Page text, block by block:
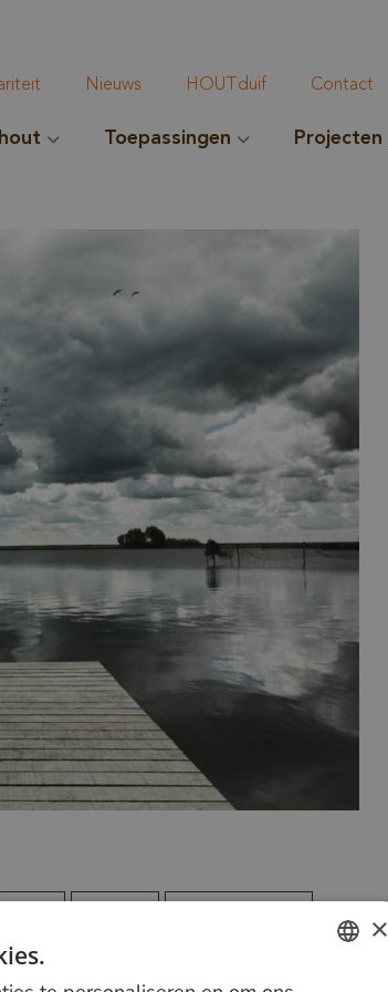
Nieuws HOUTduif Contact
Toepassingen Projecten
×